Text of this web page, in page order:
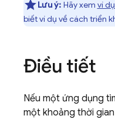
Lưu ý: Hãy xem ví
biết ví dụ về cách triển
Điều tiết
Nếu một ứng dụng
một khoảng thời